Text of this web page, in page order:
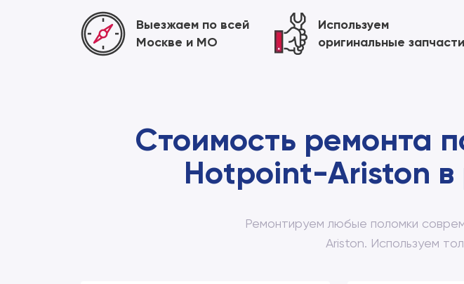
Выезжаем по всей
Москве и МО
Используем
оригинальные запчасти
Стоимость ремонта
Hotpoint-Ariston в
Ремонтируем любые поломки
Ariston. Используем